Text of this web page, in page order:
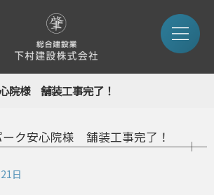
院様 舗装工事完了！
ーク安心院様 舗装工事完了！
日